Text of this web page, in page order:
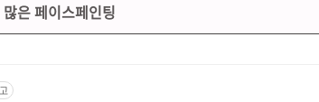
은 페이스페인팅